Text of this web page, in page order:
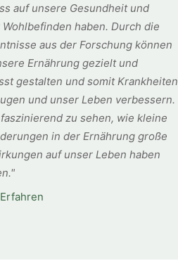
auf unsere Gesundheit und
Wohlbefinden haben. Durch die
aus der Forschung können
Ernährung gezielt und
gestalten und somit Krankheiten
und unser Leben verbessern.
zu sehen, wie kleine
in der Ernährung große
auf unser Leben haben